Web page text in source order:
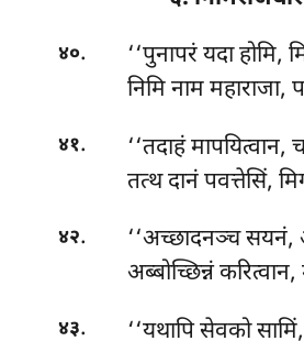
४०.
‘‘पुनापरं यदा होमि,
निमि नाम महाराजा,
४१.
‘‘तदाहं
तत्थ दानं पवत्तेसिं,
४२.
‘‘अच्छादनञ्च सयनं,
अब्बोच्छिन्नं
४३.
‘‘यथापि सेवको